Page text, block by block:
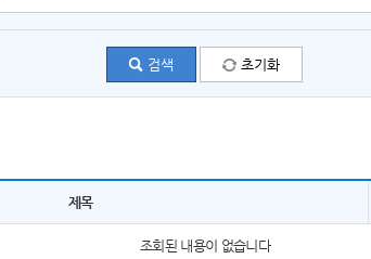
제목
조회된 내용이 없습니다